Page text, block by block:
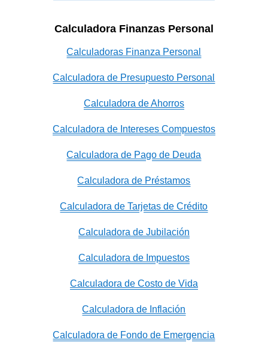
Calculadora Finanzas Personal
Calculadoras Finanza Personal
Calculadora de Presupuesto Personal
Calculadora de Ahorros
Calculadora de Intereses Compuestos
Calculadora de Pago de Deuda
Calculadora de Préstamos
Calculadora de Tarjetas de Crédito
Calculadora de Jubilación
Calculadora de Impuestos
Calculadora de Costo de Vida
Calculadora de Inflación
Calculadora de Fondo de Emergencia